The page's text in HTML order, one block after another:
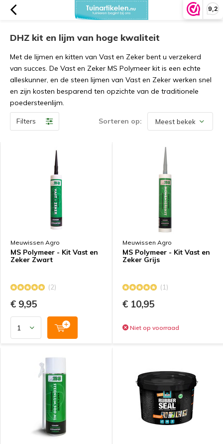
9,2
DHZ kit en lijm van hoge kwaliteit
Met de lijmen en kitten van Vast en Zeker bent u verzekerd
van succes. De Vast en Zeker MS Polymeer kit is een echte
alleskunner, en de steen lijmen van Vast en Zeker werken snel
en zijn kosten besparend ten opzichte van de traditionele
poedersteenlijm.
Filters Sorteren op:
Meuwissen Agro
MS Polymeer - Kit Vast en
Zeker Zwart
(2)
€ 9,95
Meuwissen Agro
MS Polymeer - Kit Vast en
Zeker Grijs
(1)
€ 10,95
Niet op voorraad